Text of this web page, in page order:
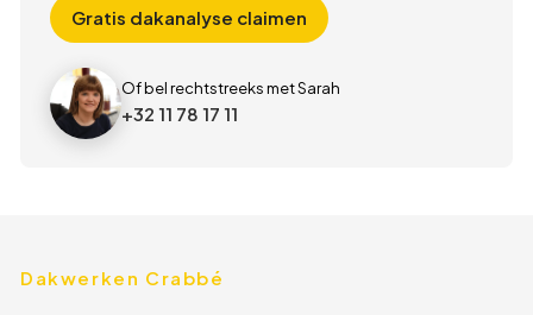
Gratis dakanalyse claimen
Of bel rechtstreeks met Sarah
+32 11 78 17 11
Dakwerken Crabbé